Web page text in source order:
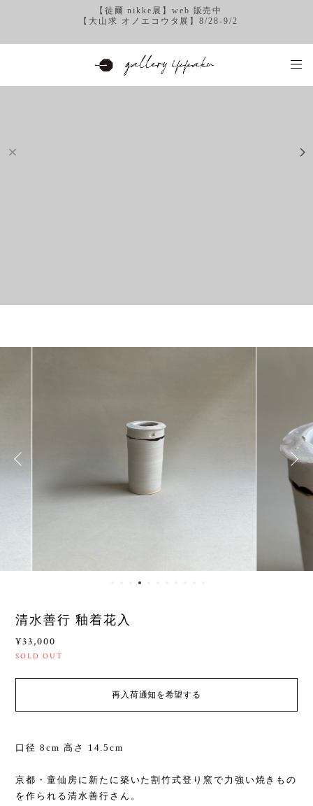
【徒爾 nikke展】web 販売中
【大山求 オノエコウタ展】8/28-9/2
清水善行 釉着花入
¥33,000
SOLD OUT
再入荷通知を希望する
口径 8cm 高さ 14.5cm
京都・童仙房に新たに築いた割竹式登り窯で力強い焼きもの
を作られる清水善行さん。